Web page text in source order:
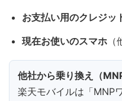
お支払い用のクレジッ
現在お使いのスマホ
他社から乗り換え（
楽天モバイルは「MNP